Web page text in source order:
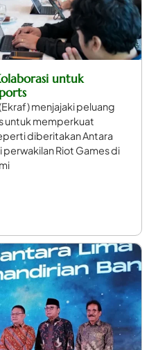
untuk
menjajaki peluang
untuk memperkuat
diberitakan Antara
Riot Games di